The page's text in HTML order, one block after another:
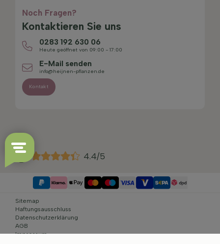
Noch Fragen?
Kontaktieren Sie uns
0283 192 630 06
Heute geöffnet von 09:00 - 17:00
E-Mail senden
info@heijnen-pflanzen.de
Kontakt
4.4/5
Sitemap
Haftungsausschluss
Datenschutzerklärung
AGB
Impressum